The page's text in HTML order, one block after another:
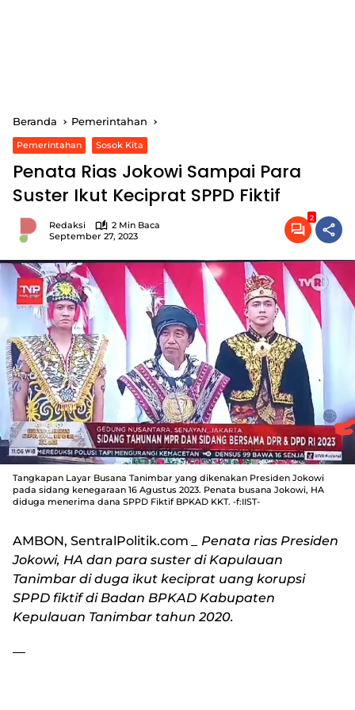
Beranda Pemerintahan
Pemerintahan Sosok Kita
Penata Rias Jokowi Sampai Para
Suster Ikut Keciprat SPPD Fiktif
Redaksi
2 Min Baca
September 27, 2023
2
Tangkapan Layar Busana Tanimbar yang dikenakan Presiden Jokowi
pada sidang kenegaraan 16 Agustus 2023. Penata busana Jokowi, HA
diduga menerima dana SPPD Fiktif BPKAD KKT. -f:IIST-
AMBON, SentralPolitik.com _ Penata rias Presiden
Jokowi, HA dan para suster di Kapulauan
Tanimbar di duga ikut keciprat uang korupsi
SPPD fiktif di Badan BPKAD Kabupaten
Kepulauan Tanimbar tahun 2020.
—